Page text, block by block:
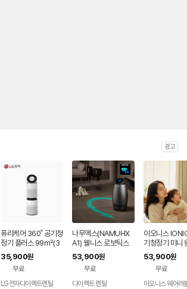
광고
퓨리케어 360˚ 공기청
정기 플러스 99㎡(3
0평) 렌탈 AS303DW
FAM 렌탈 셀프관리 7
2개월약정
35,900원
무료
LG전자다이렉트렌탈
나무엑스(NAMUHX
A1) 웰니스 로보틱스
에어센서 바이탈체크
66.0㎡ 72개월약정
관리없음 SK 인텔릭스
공기청정기 렌탈 가정
53,900원
무료
다이렉트 렌탈
이오니스
기청정기 미니
형 공기살균기
오존제로 음이
53,900원
무료